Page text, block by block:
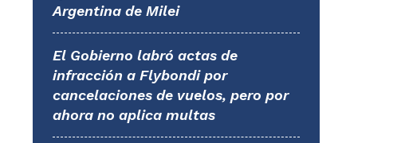
Argentina de Milei
El Gobierno labró actas de
infracción a Flybondi por
cancelaciones de vuelos, pero por
ahora no aplica multas